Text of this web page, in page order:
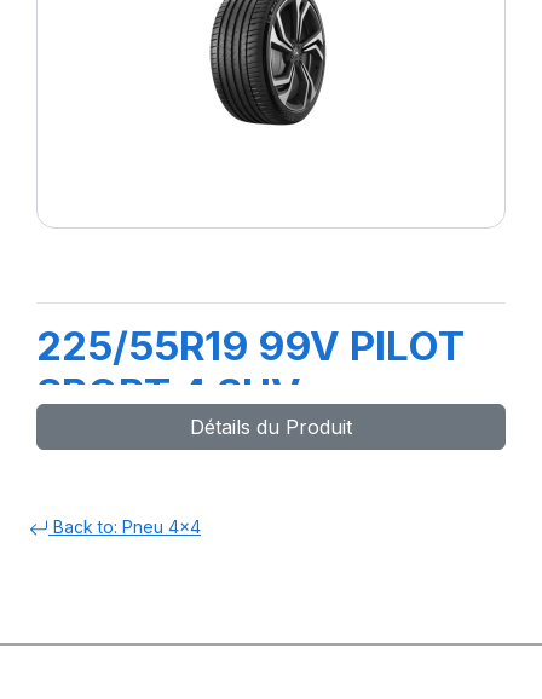
225/55R19 99V PILOT
SPORT 4 SUV
Détails du Produit
Back to: Pneu 4x4